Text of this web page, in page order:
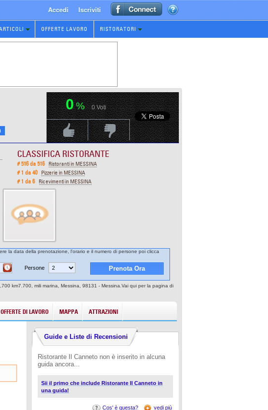
Accedi Iscriviti
OFFERTE LAVORO RISTORATORI
0% 0Voti
Voti PositivoVoti Negativo
CLASSIFICA RISTORANTE
# 516 da 516 Ristoranti in MESSINA
# 1 da 40 Pizzerie in MESSINA
# 1 da 6 Ricevimenti in MESSINA
la data della prenotazione, l'orario e il numero di persone poi clicca
Persone
km7.700, mili marina, Messina, 98131 - Messina.Vai qui per la pagina di
OFFERTE DI LAVORO MAPPA ATTRAZIONI
Guide e Liste di Recensioni
Ristorante Il Canneto non è inserito in alcuna
guida ancora...
Sii il primo che include Ristorante Il Canneto in
una guida!
Cos' è questa? vedi più